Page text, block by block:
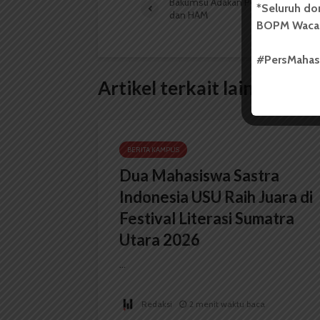
dan HAM
Artikel terkait lain
BERITA KAMPUS
Dua Mahasiswa Sastra
Indonesia USU Raih Juara di
Festival Literasi Sumatra
Utara 2026
...
Redaksi 2 menit waktu baca
*Seluruh
BOPM